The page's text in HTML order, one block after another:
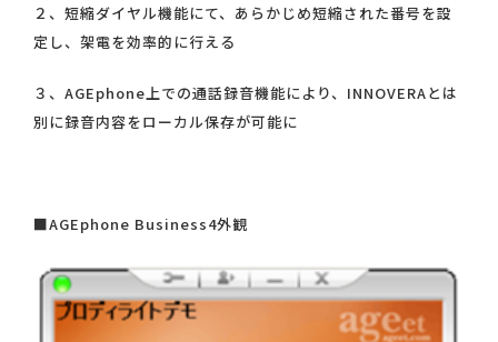
２、短縮ダイヤル機能にて、あらかじめ短縮された番号を設
定し、架電を効率的に行える
３、AGEphone上での通話録音機能により、INNOVERAとは
別に録音内容をローカル保存が可能に
■AGEphone Business4外観